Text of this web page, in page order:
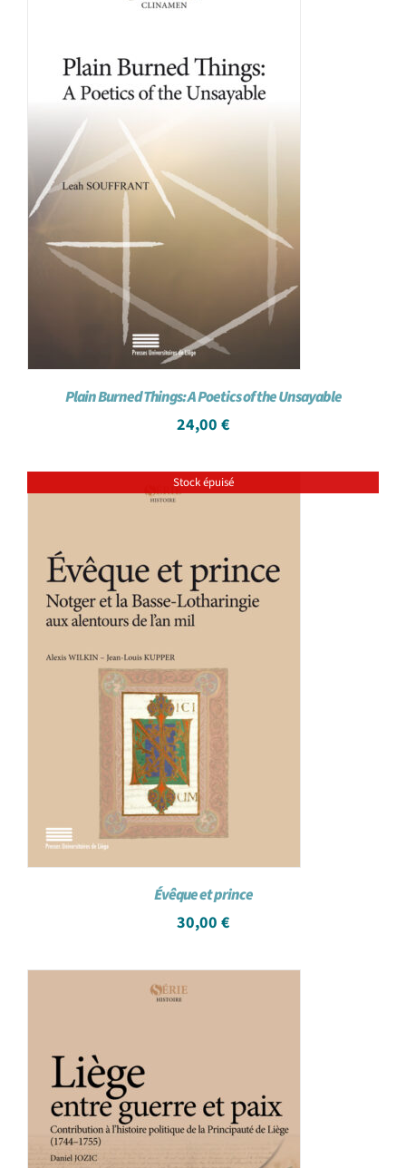
Panier WooCommerce
Plain Burned Things: A Poetics of the Unsayable
24,00 €
Stock épuisé
Évêque et prince
30,00 €